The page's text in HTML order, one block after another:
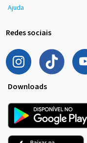
Ajuda
Redes sociais
Downloads